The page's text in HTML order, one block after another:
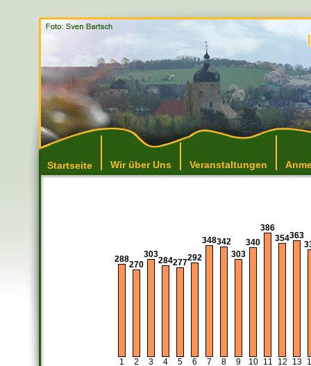
Startseite Wir über Uns Veranstaltungen
288
1
270
2
303
3
284
4
277
5
292
6
348
7
342
8
303
9
340
10
386
11
354
12
363
13